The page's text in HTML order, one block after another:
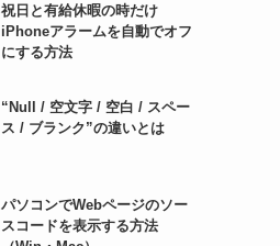
祝日と有給休暇の時だけ
iPhoneアラームを自動でオフ
にする方法
“Null / 空文字 / 空白 / スペー
ス / ブランク”の違いとは
パソコンでWebページのソー
スコードを表示する方法